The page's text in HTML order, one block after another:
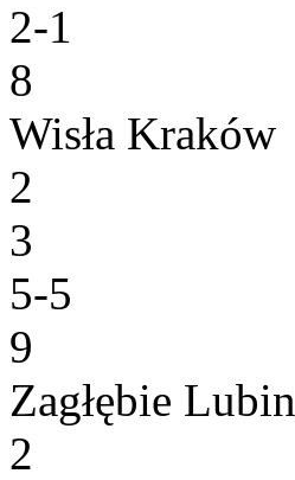
2-1
8
Wisła Kraków
2
3
5-5
9
Zagłębie Lubin
2